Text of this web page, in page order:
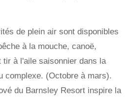
de plein air sont disponibles
à la mouche, canoë,
tir à l'aile saisonnier dans la
complexe. (Octobre à mars).
du Barnsley Resort inspire la